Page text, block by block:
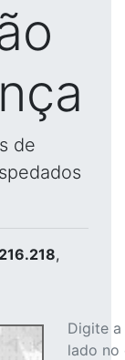
de
,
Digite
lado no